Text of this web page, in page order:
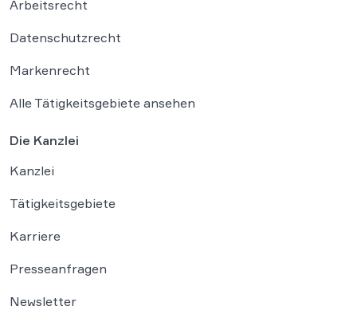
Arbeitsrecht
Datenschutzrecht
Markenrecht
Alle Tätigkeitsgebiete ansehen
Die Kanzlei
Kanzlei
Tätigkeitsgebiete
Karriere
Presseanfragen
Newsletter